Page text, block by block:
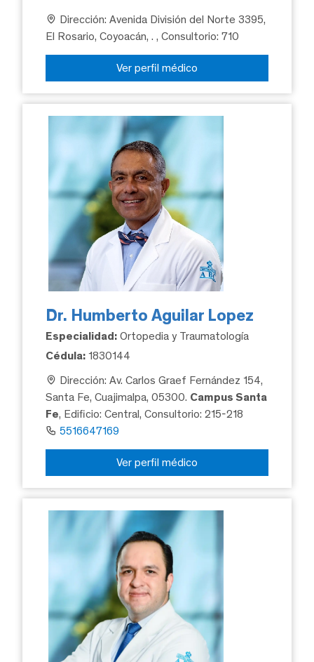
Dirección: Avenida División del Norte 3395,
El Rosario, Coyoacán, ., Consultorio: 710
Ver perfil médico
Dr. Humberto Aguilar Lopez
Especialidad: Ortopedia y Traumatología
Cédula: 1830144
Dirección: Av. Carlos Graef Fernández 154,
Santa Fe, Cuajimalpa, 05300. Campus Santa
Fe, Edificio: Central, Consultorio: 215-218
5516647169
Ver perfil médico